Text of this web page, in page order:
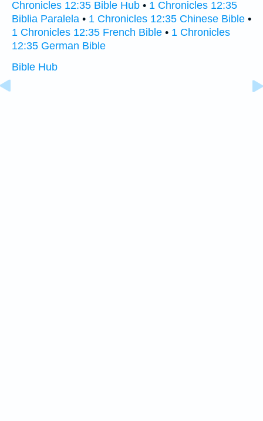
Chronicles 12:35 Bible Hub • 1 Chronicles 12:35
Biblia Paralela • 1 Chronicles 12:35 Chinese Bible •
1 Chronicles 12:35 French Bible • 1 Chronicles
12:35 German Bible
Bible Hub